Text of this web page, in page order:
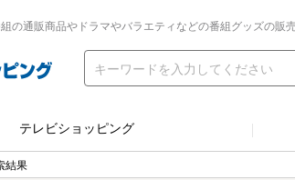
の通販商品やドラマやバラエティなどの番組グッズの販売
テレビショッピング
結果